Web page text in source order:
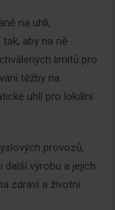
na uhlí,
aby na ně
limitů pro
těžby na
uhlí pro lokální
provozů,
další výrobu a jejich
zdraví a životní